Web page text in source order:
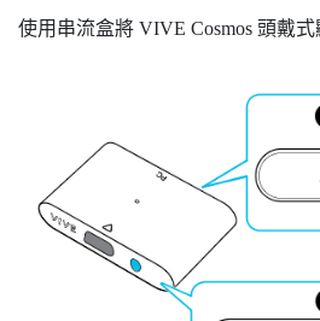
使用串流盒將 VIVE Cosmos 頭戴式